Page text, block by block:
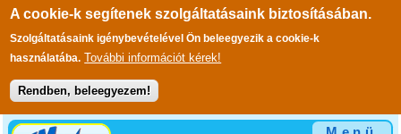
A cookie-k segítenek szolgáltatásaink biztosításában.
Szolgáltatásaink igénybevételével Ön beleegyezik a cookie-k
használatába. További információt kérek!
Rendben, beleegyezem!
Ugrás a tartalomra